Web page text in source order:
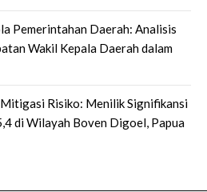
Pemerintahan Daerah: Analisis
Wakil Kepala Daerah dalam
Risiko: Menilik Signifikansi
di Wilayah Boven Digoel, Papua